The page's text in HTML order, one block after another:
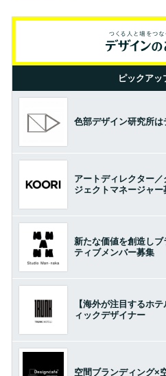
ピックアッ
色部デザイン研究所
アートディレクター
ジェクトマネージャー
新たな価値を創造し
ティブメンバー募集
【海外が注目するホ
ィックデザイナー
空間ブランディング×